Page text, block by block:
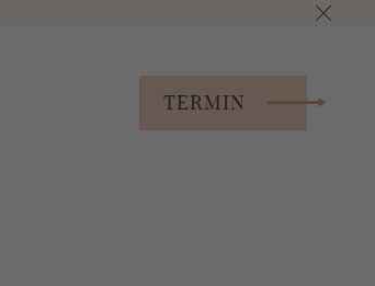
TERMIN